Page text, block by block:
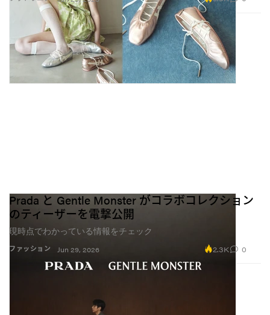
ファッション
Prada と Gentle Monster がコラボコレクション
のティーザーを電撃公開
現時点でわかっている情報をチェック
Jun 29, 2026 2.3K 0